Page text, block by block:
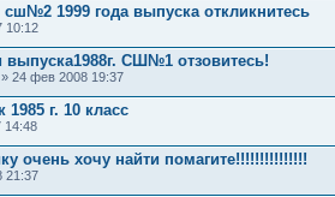
сш№2 1999 года выпуска откликнитесь
10:12
выпуска1988г. СШ№1 отзовитесь!
» 24 фев 2008 19:37
г. 10 класс
14:48
очень хочу найти помагите!!!!!!!!!!!!!!!
21:37